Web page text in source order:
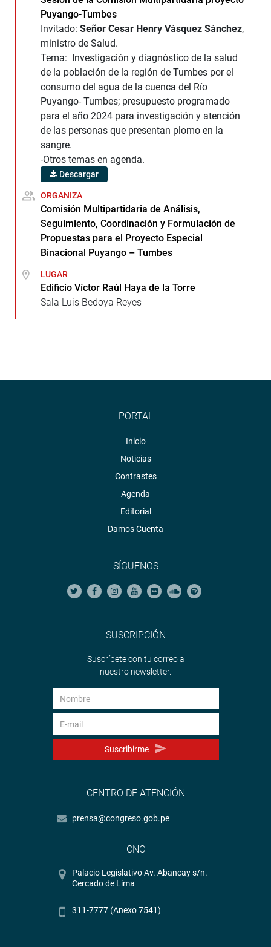
Puyango-Tumbes
Invitado: Señor Cesar Henry Vásquez Sánchez,
ministro de Salud.
Tema: Investigación y diagnóstico de la salud
de la población de la región de Tumbes por el
consumo del agua de la cuenca del Río
Puyango- Tumbes; presupuesto programado
para el año 2024 para investigación y atención
de las personas que presentan plomo en la
sangre.
-Otros temas en agenda.
Descargar
ORGANIZA
Comisión Multipartidaria de Análisis,
Seguimiento, Coordinación y Formulación de
Propuestas para el Proyecto Especial
Binacional Puyango – Tumbes
LUGAR
Edificio Víctor Raúl Haya de la Torre
Sala Luis Bedoya Reyes
PORTAL
Inicio
Noticias
Contrastes
Agenda
Editorial
Damos Cuenta
SÍGUENOS
SUSCRIPCIÓN
Suscríbete con tu correo a
nuestro newsletter.
Suscribirme
CENTRO DE ATENCIÓN
prensa@congreso.gob.pe
CNC
Palacio Legislativo Av. Abancay s/n.
Cercado de Lima
311-7777 (Anexo 7541)